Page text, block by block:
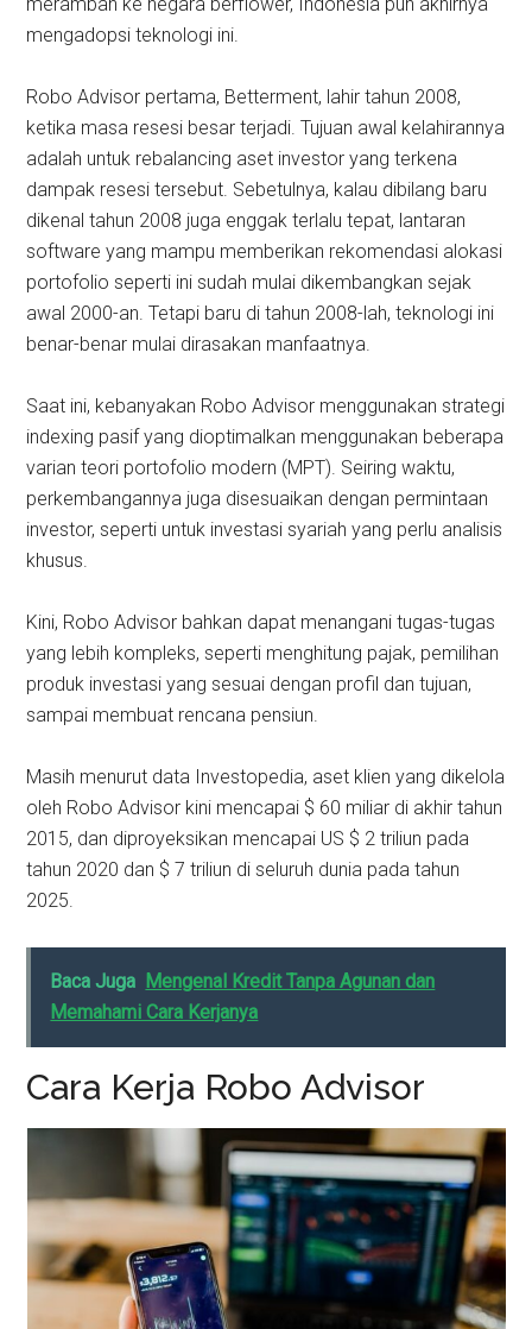
mengadopsi teknologi ini.
Robo Advisor pertama, Betterment, lahir tahun 2008,
ketika masa resesi besar terjadi. Tujuan awal kelahirannya
adalah untuk rebalancing aset investor yang terkena
dampak resesi tersebut. Sebetulnya, kalau dibilang baru
dikenal tahun 2008 juga enggak terlalu tepat, lantaran
software yang mampu memberikan rekomendasi alokasi
portofolio seperti ini sudah mulai dikembangkan sejak
awal 2000-an. Tetapi baru di tahun 2008-lah, teknologi ini
benar-benar mulai dirasakan manfaatnya.
Saat ini, kebanyakan Robo Advisor menggunakan strategi
indexing pasif yang dioptimalkan menggunakan beberapa
varian teori portofolio modern (MPT). Seiring waktu,
perkembangannya juga disesuaikan dengan permintaan
investor, seperti untuk investasi syariah yang perlu analisis
khusus.
Kini, Robo Advisor bahkan dapat menangani tugas-tugas
yang lebih kompleks, seperti menghitung pajak, pemilihan
produk investasi yang sesuai dengan profil dan tujuan,
sampai membuat rencana pensiun.
Masih menurut data Investopedia, aset klien yang dikelola
oleh Robo Advisor kini mencapai $ 60 miliar di akhir tahun
2015, dan diproyeksikan mencapai US $ 2 triliun pada
tahun 2020 dan $ 7 triliun di seluruh dunia pada tahun
2025.
Baca Juga
Mengenal Kredit Tanpa Agunan dan
Memahami Cara Kerjanya
Cara Kerja Robo Advisor